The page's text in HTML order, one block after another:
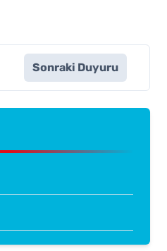
Sonraki Duyuru